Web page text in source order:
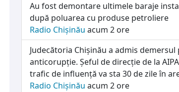
Au fost demontare ultimele baraje
după poluarea cu produse petroliere
Radio Chișinău acum 2 ore
Judecătoria Chișinău a admis
anticorupție. Șeful de direcție de la
trafic de influență va sta 30 de zile în
Radio Chișinău acum 2 ore